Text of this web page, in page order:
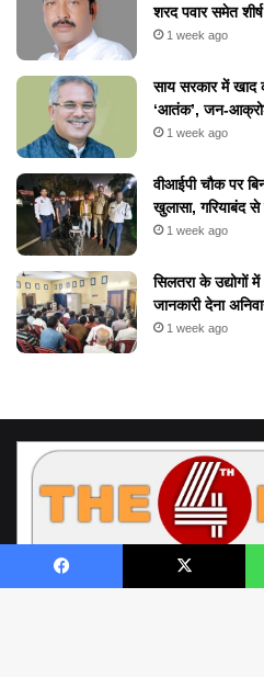
शरद पवार समेत
1 week ago
​साय सरकार में खाद
‘आतंक’, जन-
1 week ago
वीआईपी चौक पर
खुलासा, गरियाबंद से
1 week ago
सिलतरा के उद्योगों
जानकारी देना
1 week ago
Facebook X